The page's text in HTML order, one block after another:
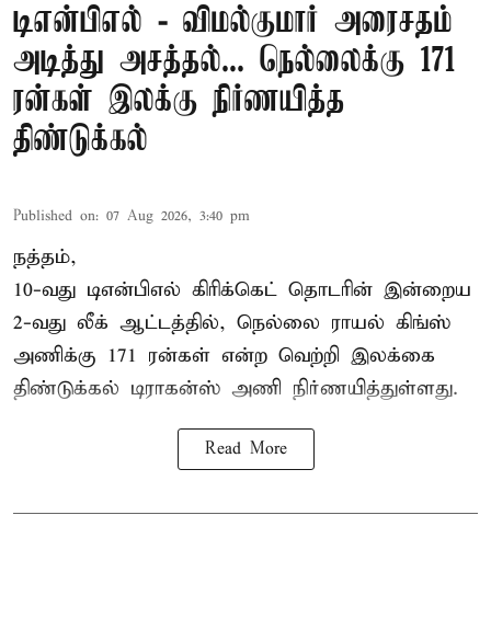
டிஎன்பிஎல் - விமல்குமார் அரைசதம்
அடித்து அசத்தல்... நெல்லைக்கு 171
ரன்கள் இலக்கு நிர்ணயித்த
திண்டுக்கல்
Published on: 07 Aug 2026, 3:40 pm
நத்தம்,
10-வது டிஎன்பிஎல் கிரிக்கெட் தொடரின் இன்றைய
2-வது லீக் ஆட்டத்தில், நெல்லை ராயல் கிங்ஸ்
அணிக்கு 171 ரன்கள் என்ற வெற்றி இலக்கை
திண்டுக்கல் டிராகன்ஸ் அணி நிர்ணயித்துள்ளது.
Read More